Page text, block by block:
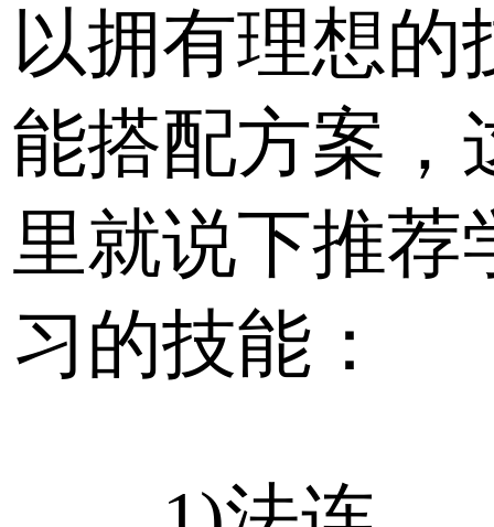
以拥有理想的
能搭配方案，
里就说下推荐
习的技能：